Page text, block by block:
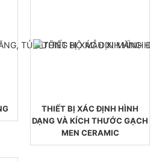
THIẾT BỊ XÁC ĐỊNH HÌNH
DẠNG VÀ KÍCH THƯỚC GẠCH
MEN CERAMIC